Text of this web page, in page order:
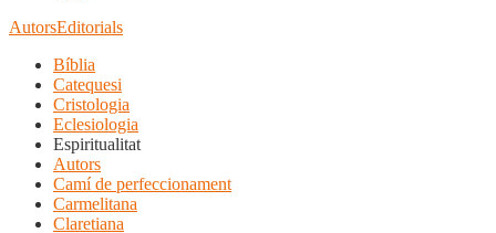
AutorsEditorials
Bíblia
Catequesi
Cristologia
Eclesiologia
Espiritualitat
Autors
Camí de perfeccionament
Carmelitana
Claretiana